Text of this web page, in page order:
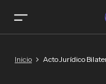
Inicio Acto Jurídico